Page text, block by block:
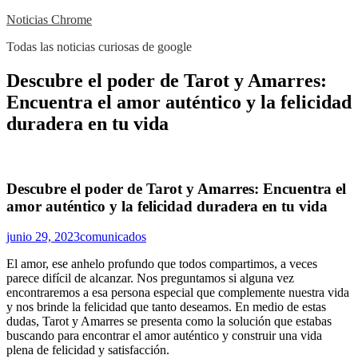
Skip
content
Noticias Chrome
Todas las noticias curiosas de google
Close
Menu
Descubre el poder de Tarot y Amarres:
Encuentra el amor auténtico y la felicidad
duradera en tu vida
Descubre el poder de Tarot y Amarres: Encuentra el
amor auténtico y la felicidad duradera en tu vida
junio 29, 2023comunicados
El amor, ese anhelo profundo que todos compartimos, a veces
parece difícil de alcanzar. Nos preguntamos si alguna vez
encontraremos a esa persona especial que complemente nuestra vida
y nos brinde la felicidad que tanto deseamos. En medio de estas
dudas, Tarot y Amarres se presenta como la solución que estabas
buscando para encontrar el amor auténtico y construir una vida
plena de felicidad y satisfacción.